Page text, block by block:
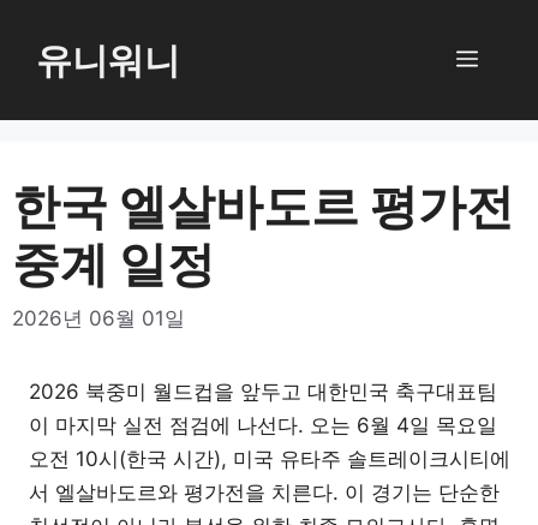
로
기
유니워니 메
한국 엘살바도르 평가전
중계 일정
2026년 06월 01일
2026 북중미 월드컵을 앞두고 대한민국 축구대표팀
이 마지막 실전 점검에 나선다. 오는 6월 4일 목요일
오전 10시(한국 시간), 미국 유타주 솔트레이크시티에
서 엘살바도르와 평가전을 치른다. 이 경기는 단순한